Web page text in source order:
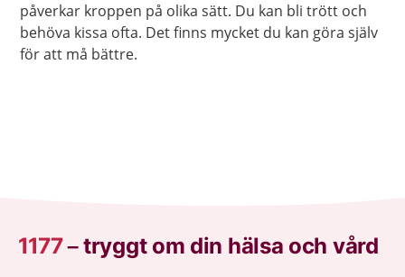
påverkar kroppen på olika sätt. Du kan bli trött och
behöva kissa ofta. Det finns mycket du kan göra själv
för att må bättre.
1177–tryggt om din hälsa och vård